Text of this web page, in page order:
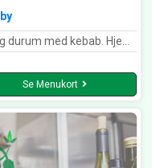
brød og frisk kød + salat👏
Se Menukort